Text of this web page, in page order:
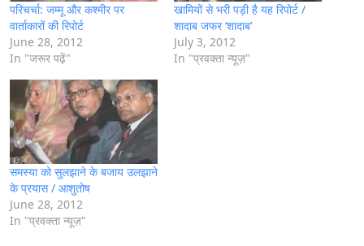
परिचर्चा: जम्मू और कश्मीर पर
वार्ताकारों की रिपोर्ट
June 28, 2012
In "जरूर पढ़ें"
खामियों से भरी पड़ी है यह रिपोर्ट /
शादाब जफर ‘शादाब’
July 3, 2012
In "प्रवक्ता न्यूज़"
समस्या को सुलझाने के बजाय उलझाने
के प्रयास / आशुतोष
June 28, 2012
In "प्रवक्ता न्यूज़"